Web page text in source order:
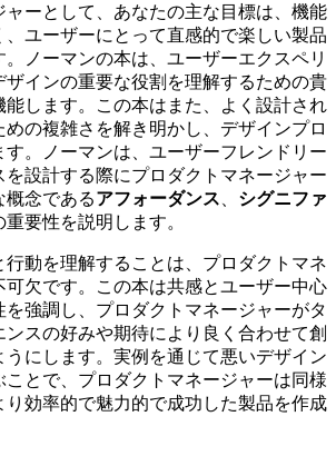
ャーとして、あなたの主な目標は、機能
、ユーザーにとって直感的で楽しい製品
。ノーマンの本は、ユーザーエクスペリ
ザインの重要な役割を理解するための貴
能します。この本はまた、よく設計され
の複雑さを解き明かし、デザインプロ
す。ノーマンは、ユーザーフレンドリー
を設計する際にプロダクトマネージャー
概念であるアフォーダンス
シグニファ
重要性を説明します。
動を理解することは、プロダクトマネ
可欠です。この本は共感とユーザー中心
強調し、プロダクトマネージャーがタ
スの好みや期待により良く合わせて創
にします。実例を通じて悪いデザイン
とで、プロダクトマネージャーは同様
り効率的で魅力的で成功した製品を作成